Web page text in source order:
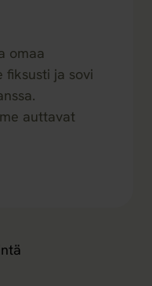
omaa
fiksusti ja sovi
auttavat